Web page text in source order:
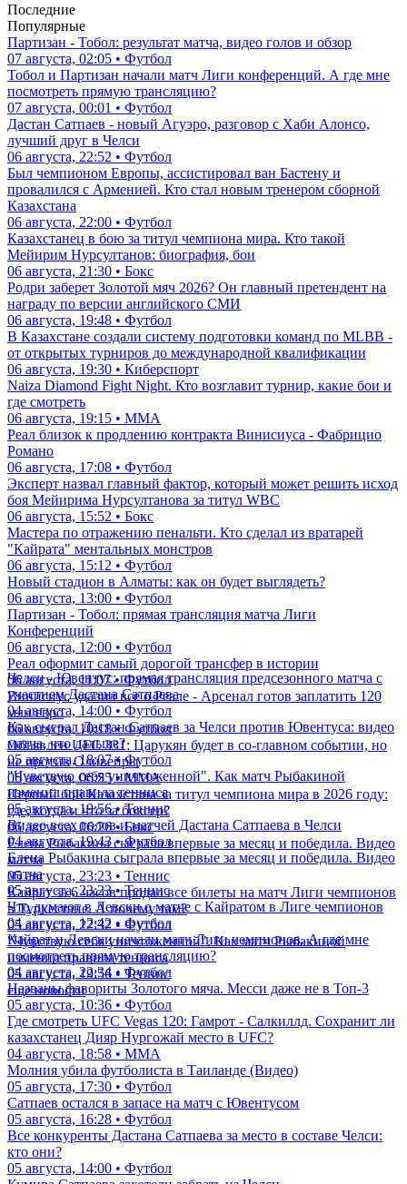
Последние
Популярные
Партизан - Тобол: результат матча, видео голов и обзор
07 августа, 02:05 • Футбол
Тобол и Партизан начали матч Лиги конференций. А где мне
посмотреть прямую трансляцию?
07 августа, 00:01 • Футбол
Дастан Сатпаев - новый Агуэро, разговор с Хаби Алонсо,
лучший друг в Челси
06 августа, 22:52 • Футбол
Был чемпионом Европы, ассистировал ван Бастену и
провалился с Арменией. Кто стал новым тренером сборной
Казахстана
06 августа, 22:00 • Футбол
Казахстанец в бою за титул чемпиона мира. Кто такой
Мейирим Нурсултанов: биография, бои
06 августа, 21:30 • Бокс
Родри заберет Золотой мяч 2026? Он главный претендент на
награду по версии английского СМИ
06 августа, 19:48 • Футбол
В Казахстане создали систему подготовки команд по MLBB -
от открытых турниров до международной квалификации
06 августа, 19:30 • Киберспорт
Naiza Diamond Fight Night. Кто возглавит турнир, какие бои и
где смотреть
06 августа, 19:15 • ММА
Реал близок к продлению контракта Винисиуса - Фабрицио
Романо
06 августа, 17:08 • Футбол
Эксперт назвал главный фактор, который может решить исход
боя Мейирима Нурсултанова за титул WBC
06 августа, 15:52 • Бокс
Мастера по отражению пенальти. Кто сделал из вратарей
"Кайрата" ментальных монстров
06 августа, 15:12 • Футбол
Новый стадион в Алматы: как он будет выглядеть?
06 августа, 13:00 • Футбол
Партизан - Тобол: прямая трансляция матча Лиги
Конференций
06 августа, 12:00 • Футбол
Реал оформит самый дорогой трансфер в истории
06 августа, 11:07 • Футбол
Винисиус удалил все о Реале - Арсенал готов заплатить 120
млн евро
06 августа, 10:18 • Футбол
Объявлен UFC 331: Царукян будет в со-главном событии, но
не против Оливейры
06 августа, 06:55 • ММА
Первый бой Казахстана за титул чемпиона мира в 2026 году:
где, когда и что за боксер?
06 августа, 06:26 • Бокс
Елена Рыбакина сыграла впервые за месяц и победила. Видео
матча
05 августа, 23:23 • Теннис
Кайрат за 6 часов продал все билеты на матч Лиги чемпионов
в Туркестане. А почему там?
05 августа, 22:32 • Футбол
"Чувствую себя уничтоженной". Как матч Рыбакиной
изменил правила тенниса
05 августа, 19:56 • Теннис
еще новости
Челси - Ювентус: прямая трансляция предсезонного матча с
участием Дастана Сатпаева
04 августа, 14:00 • Футбол
Как сыграл Дастан Сатпаев за Челси против Ювентуса: видео
матча, что дальше?
05 августа, 18:07 • Футбол
"Чувствую себя уничтоженной". Как матч Рыбакиной
изменил правила тенниса
05 августа, 19:56 • Теннис
Видео всех голов и матчей Дастана Сатпаева в Челси
04 августа, 19:43 • Футбол
Елена Рыбакина сыграла впервые за месяц и победила. Видео
матча
05 августа, 23:23 • Теннис
Что думают в Левски о матче с Кайратом в Лиге чемпионов
04 августа, 12:42 • Футбол
Кайрат и Левски начали матч Лиги чемпионов. А где мне
посмотреть прямую трансляцию?
04 августа, 22:34 • Футбол
Названы фавориты Золотого мяча. Месси даже не в Топ-3
05 августа, 10:36 • Футбол
Где смотреть UFC Vegas 120: Гамрот - Салкиллд. Сохранит ли
казахстанец Дияр Нургожай место в UFC?
04 августа, 18:58 • ММА
Молния убила футболиста в Таиланде (Видео)
05 августа, 17:30 • Футбол
Сатпаев остался в запасе на матч с Ювентусом
05 августа, 16:28 • Футбол
Все конкуренты Дастана Сатпаева за место в составе Челси:
кто они?
05 августа, 14:00 • Футбол